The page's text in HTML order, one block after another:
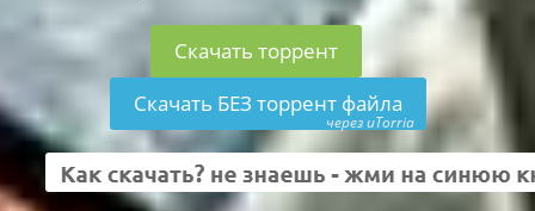
Скачать торрент
Скачать БЕЗ торрент файла
через uTorria